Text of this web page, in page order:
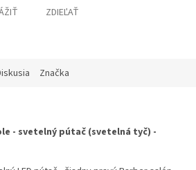
ZDIEĽAŤ
Značka
- svetelný pútač (svetelná tyč) -